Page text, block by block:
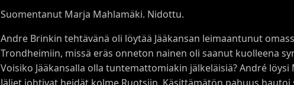
Suomentanut Marja Mahlamäki. Nidottu.
Andre Brinkin tehtävänä oli löytää Jääkansan leimaantunut
Trondheimiin, missä eräs onneton nainen oli saanut kuolleena
Voisiko Jääkansalla olla tuntemattomiakin jälkeläisiä? André